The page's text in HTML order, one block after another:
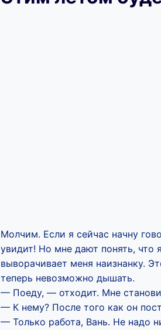
Молчим. Если я сейчас начну
увидит! Но мне дают понять, что
выворачивает меня наизнанку.
теперь невозможно дышать.
— Поеду, — отходит. Мне
— К нему? После того как он
— Только работа, Вань. Не надо